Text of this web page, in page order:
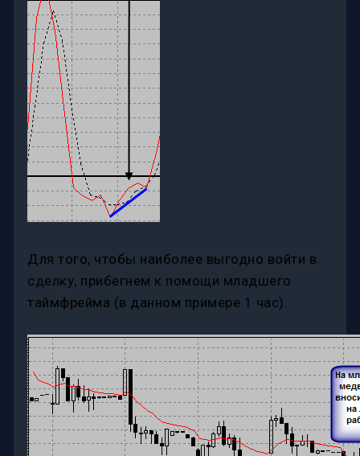
Для того, чтобы наиболее выгодно войти в
сделку, прибегнем к помощи младшего
таймфрейма (в данном примере 1 час).